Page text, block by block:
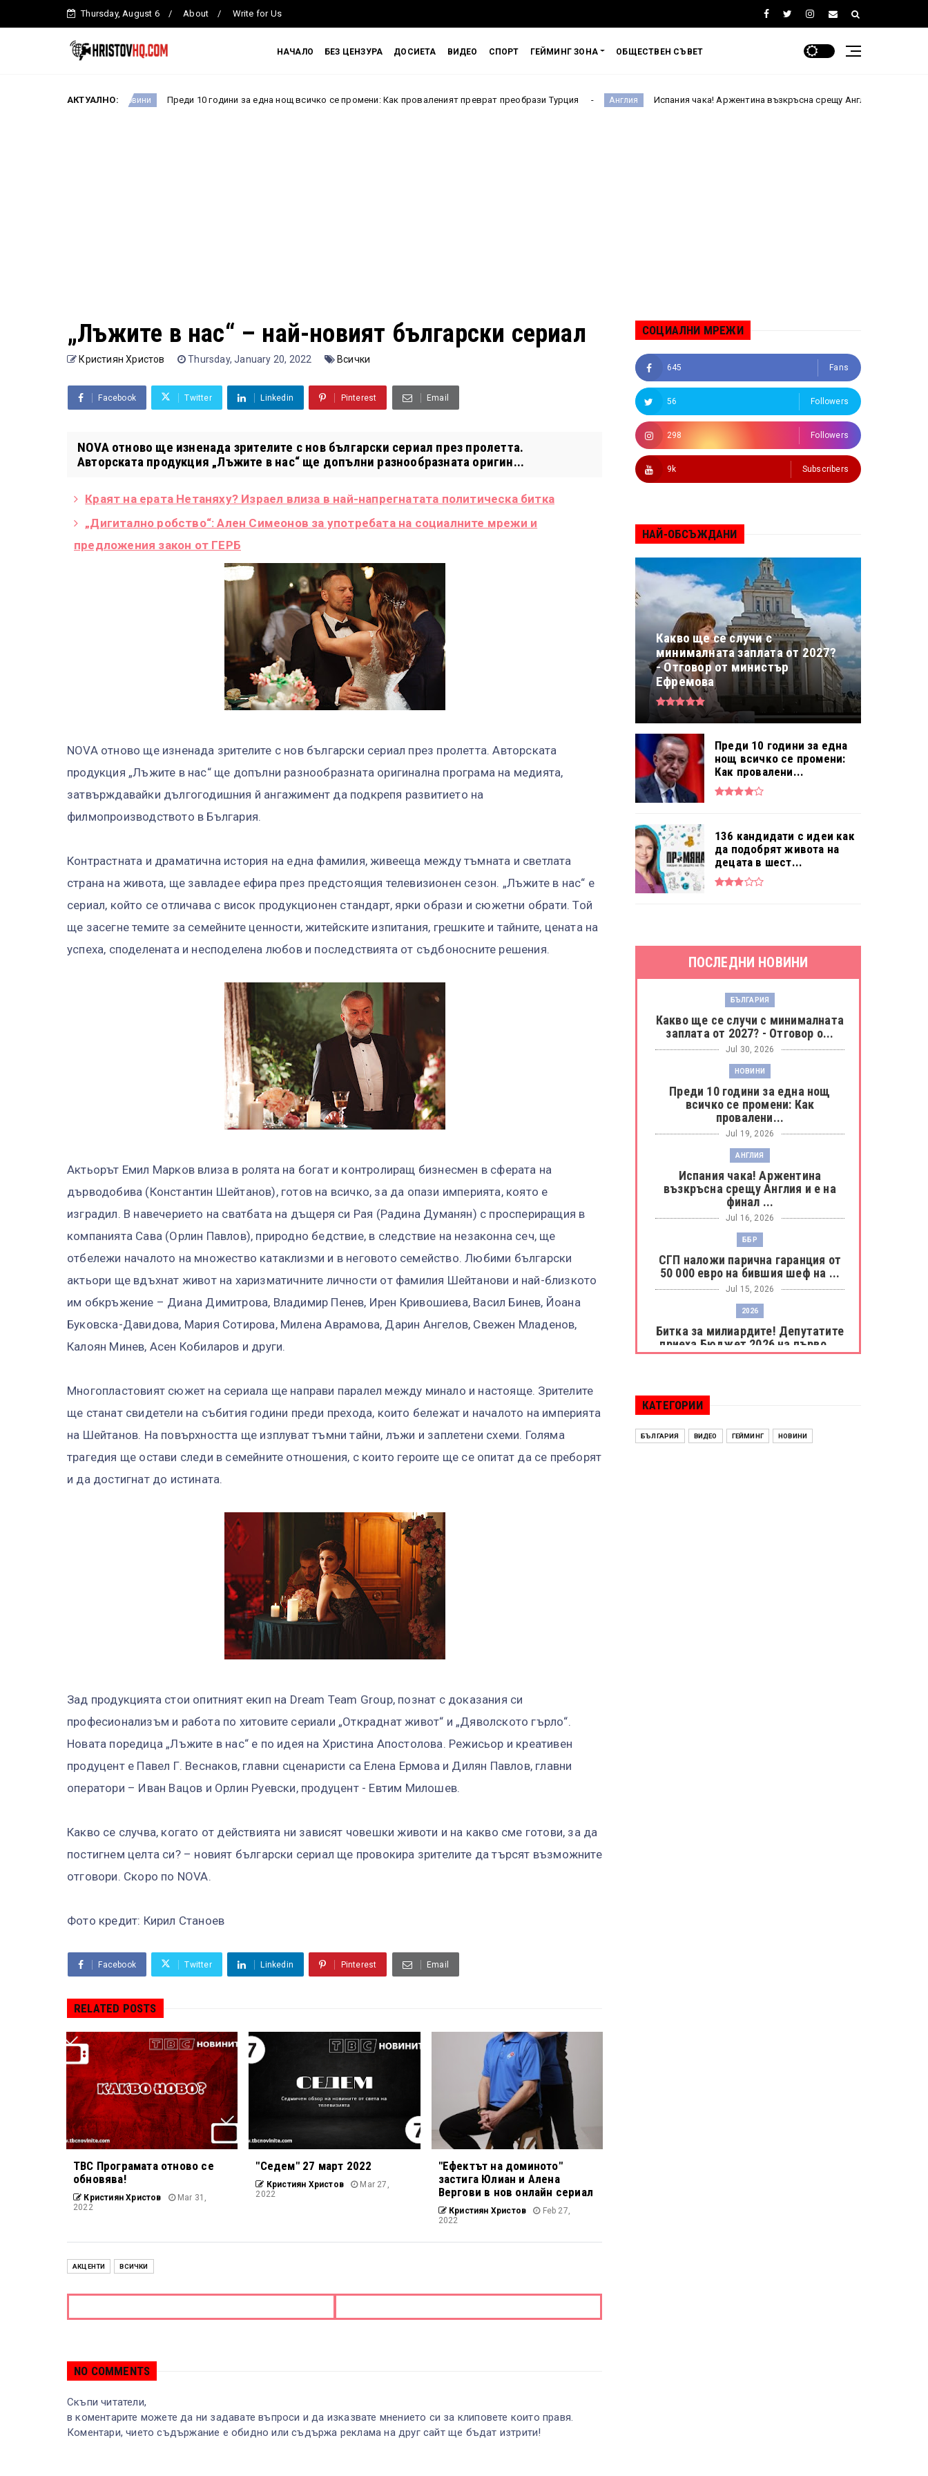
Thursday, August 6 About Write for Us
НАЧАЛО БЕЗ ЦЕНЗУРА ДОСИЕТА ВИДЕО СПОРТ ГЕЙМИНГ ЗОНА ОБЩЕСТВЕН СЪВЕТ
АКТУАЛНО:
Новини Преди 10 години за една нощ всичко се промени: Как проваленият преврат преобрази Турция Англия Испания чака! Аржентина възкръсна срещу Англия и е на финал на Мондиал
„Лъжите в нас“ – най-новият български сериал
Кристиян Христов Thursday, January 20, 2022 Всички
Facebook Twitter Linkedin Pinterest Email
NOVA отново ще изненада зрителите с нов български сериал през пролетта.
Авторската продукция „Лъжите в нас“ ще допълни разнообразната оригин...
Краят на ерата Нетаняху? Израел влиза в най-напрегнатата политическа битка
„Дигитално робство“: Ален Симеонов за употребата на социалните мрежи и
предложения закон от ГЕРБ
NOVA отново ще изненада зрителите с нов български сериал през пролетта. Авторската
продукция „Лъжите в нас“ ще допълни разнообразната оригинална програма на медията,
затвърждавайки дългогодишния й ангажимент да подкрепя развитието на
филмопроизводството в България.
Контрастната и драматична история на една фамилия, живееща между тъмната и светлата
страна на живота, ще завладее ефира през предстоящия телевизионен сезон. „Лъжите в нас“ е
сериал, който се отличава с висок продукционен стандарт, ярки образи и сюжетни обрати. Той
ще засегне темите за семейните ценности, житейските изпитания, грешките и тайните, цената на
успеха, споделената и несподелена любов и последствията от съдбоносните решения.
Актьорът Емил Марков влиза в ролята на богат и контролиращ бизнесмен в сферата на
дърводобива (Константин Шейтанов), готов на всичко, за да опази империята, която е
изградил. В навечерието на сватбата на дъщеря си Рая (Радина Думанян) с проспериращия в
компанията Сава (Орлин Павлов), природно бедствие, в следствие на незаконна сеч, ще
отбележи началото на множество катаклизми и в неговото семейство. Любими български
актьори ще вдъхнат живот на харизматичните личности от фамилия Шейтанови и най-близкото
им обкръжение – Диана Димитрова, Владимир Пенев, Ирен Кривошиева, Васил Бинев, Йоана
Буковска-Давидова, Мария Сотирова, Милена Аврамова, Дарин Ангелов, Свежен Младенов,
Калоян Минев, Асен Кобиларов и други.
Многопластовият сюжет на сериала ще направи паралел между минало и настояще. Зрителите
ще станат свидетели на събития години преди прехода, които бележат и началото на империята
на Шейтанов. На повърхността ще изплуват тъмни тайни, лъжи и заплетени схеми. Голяма
трагедия ще остави следи в семейните отношения, с които героите ще се опитат да се преборят
и да достигнат до истината.
Зад продукцията стои опитният екип на Dream Team Group, познат с доказания си
професионализъм и работа по хитовите сериали „Откраднат живот“ и „Дяволското гърло“.
Новата поредица „Лъжите в нас“ е по идея на Христина Апостолова. Режисьор и креативен
продуцент е Павел Г. Веснаков, главни сценаристи са Елена Ермова и Дилян Павлов, главни
оператори – Иван Вацов и Орлин Руевски, продуцент - Евтим Милошев.
Какво се случва, когато от действията ни зависят човешки животи и на какво сме готови, за да
постигнем целта си? – новият български сериал ще провокира зрителите да търсят възможните
отговори. Скоро по NOVA.
Фото кредит: Кирил Станоев
Facebook Twitter Linkedin Pinterest Email
RELATED POSTS
TBC Програмата отново се
обновява!
Кристиян Христов
Mar 31,
2022
"Седем" 27 март 2022
Кристиян Христов
Mar 27,
2022
"Ефектът на доминото"
застига Юлиан и Алена
Вергови в нов онлайн сериал
Кристиян Христов
Feb 27,
2022
АКЦЕНТИ ВСИЧКИ
NO COMMENTS
Скъпи читатели,
в коментарите можете да ни задавате въпроси и да изказвате мнението си за клиповете които правя.
Коментари, чието съдържание е обидно или съдържа реклама на друг сайт ще бъдат изтрити!
СОЦИАЛНИ МРЕЖИ
645 Fans
56 Followers
298 Followers
9k Subscribers
НАЙ-ОБСЪЖДАНИ
Какво ще се случи с
минималната заплата от 2027?
- Отговор от министър
Ефремова
Преди 10 години за една
нощ всичко се промени:
Как провалени...
136 кандидати с идеи как
да подобрят живота на
децата в шест...
ПОСЛЕДНИ НОВИНИ
БЪЛГАРИЯ
Какво ще се случи с минималната
заплата от 2027? - Отговор о...
Jul 30, 2026
НОВИНИ
Преди 10 години за една нощ
всичко се промени: Как
провалени...
Jul 19, 2026
АНГЛИЯ
Испания чака! Аржентина
възкръсна срещу Англия и е на
финал ...
Jul 16, 2026
ББР
СГП наложи парична гаранция от
50 000 евро на бившия шеф на ...
Jul 15, 2026
2026
Битка за милиардите! Депутатите
приеха Бюджет 2026 на първо ...
Левски разби Борац с 4:0 и
продължава в Шампионската
лига
Jul 15, 2026
КАТЕГОРИИ
БЪЛГАРИЯ ВИДЕО ГЕЙМИНГ НОВИНИ